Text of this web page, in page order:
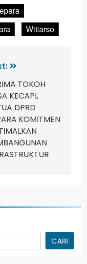
Witiarso
TOKOH
KECAPI,
DPRD
KOMITMEN
CARI